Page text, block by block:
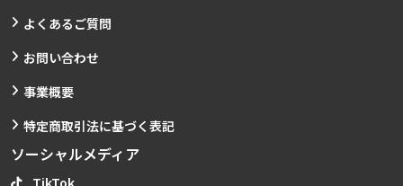
よくあるご質問
お問い合わせ
事業概要
特定商取引法に基づく表記
ソーシャルメディア
TikTok